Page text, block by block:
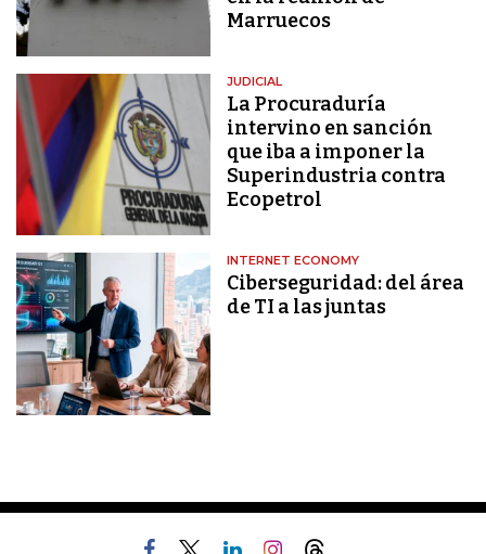
Marruecos
JUDICIAL
La Procuraduría
intervino en sanción
que iba a imponer la
Superindustria contra
Ecopetrol
INTERNET ECONOMY
Ciberseguridad: del área
de TI a las juntas